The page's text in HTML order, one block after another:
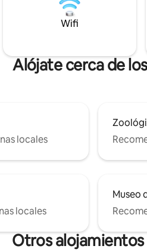
¡Cocina completa,
acogedor porche
Wifi
Alójate cerca de
locales
locales
Museo
Otros